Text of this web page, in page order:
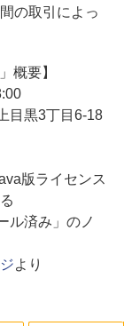
の取引によっ
概要】
目黒3丁目6-18
版ライセンス
ル済み」のノ
より